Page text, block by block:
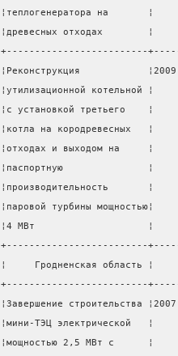
¦теплогенератора на
¦древесных отходах
+-------------------------
¦Реконструкция            ¦2009
¦утилизационной
¦с установкой
¦котла на
¦отходах и выходом на
¦паспортную
¦производительность
¦паровой турбины
¦4 МВт                    ¦
+-------------------------
¦     Гродненская
+-------------------------
¦Завершение строительства
¦мини-ТЭЦ
¦мощностью 2,5 МВт с